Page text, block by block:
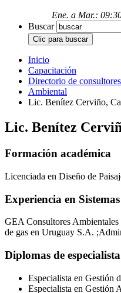
Ene. a Mar.:
Buscar
Inicio
Capacitación
Directorio de consultores
Ambiental
Lic. Benítez Cerviño,
Lic. Benítez
Formación académica
Licenciada en Diseño de
Experiencia en
GEA Consultores
de gas en Uruguay S.A.
Diplomas de especialista
Especialista en Gestión
Especialista en Gestión